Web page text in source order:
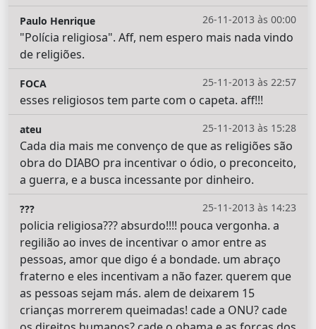
26-11-2013 às 00:00
Paulo Henrique
"Polícia religiosa". Aff, nem espero mais nada vindo
de religiões.
25-11-2013 às 22:57
FOCA
esses religiosos tem parte com o capeta. aff!!!
25-11-2013 às 15:28
ateu
Cada dia mais me convenço de que as religiões são
obra do DIABO pra incentivar o ódio, o preconceito,
a guerra, e a busca incessante por dinheiro.
25-11-2013 às 14:23
???
policia religiosa??? absurdo!!!! pouca vergonha. a
regilião ao inves de incentivar o amor entre as
pessoas, amor que digo é a bondade. um abraço
fraterno e eles incentivam a não fazer. querem que
as pessoas sejam más. alem de deixarem 15
crianças morrerem queimadas! cade a ONU? cade